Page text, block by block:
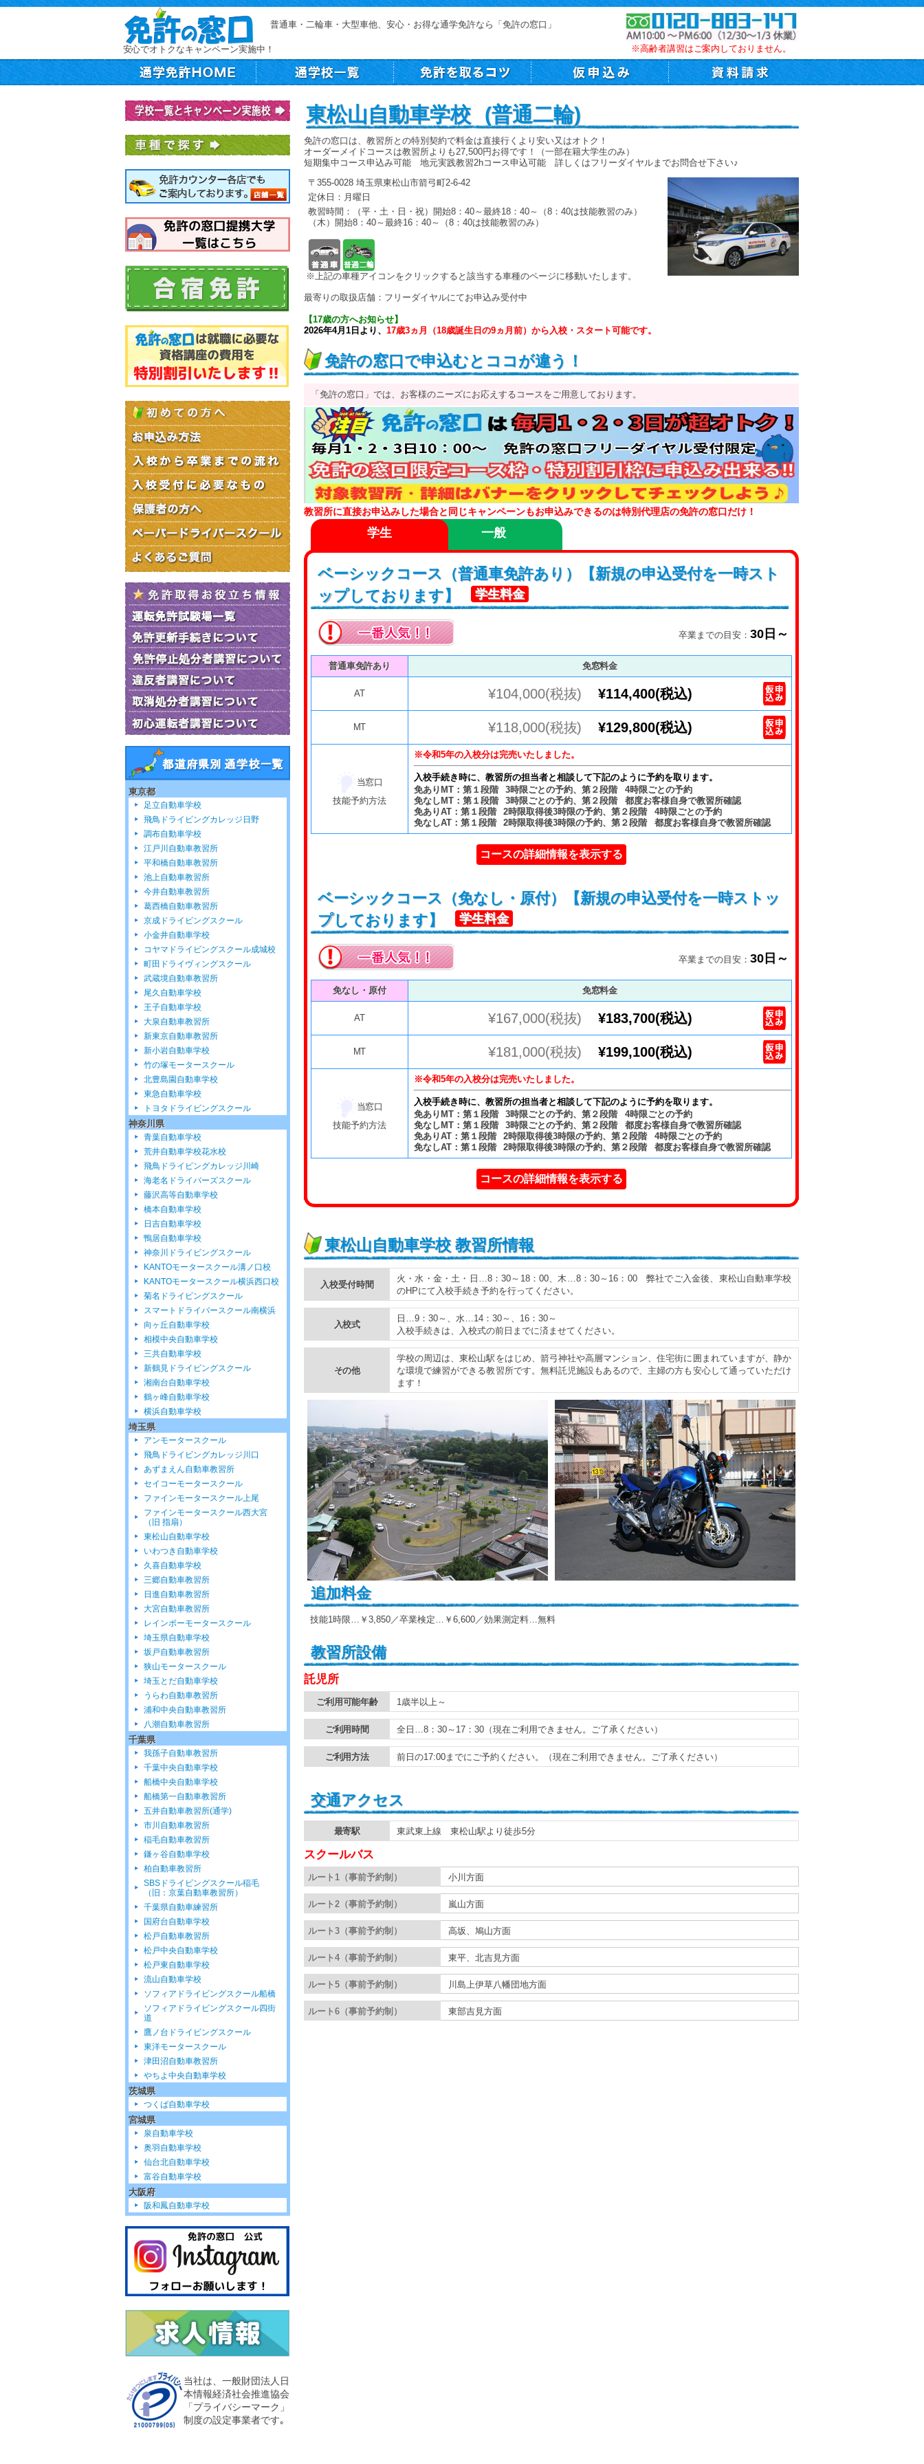
普通車・二輪車・大型車他、安心・お得な通学免許なら「免許の窓口」
安心でオトクなキャンペーン実施中！ ※高齢者講習はご案内しておりません。
東松山自動車学校 (普通二輪)
免許の窓口は、教習所との特別契約で料金は直接行くより安い又はオトク！
オーダーメイドコースは教習所よりも27,500円お得です！（一部在籍大学生のみ）
短期集中コース申込み可能 地元実践教習2hコース申込可能 詳しくはフリーダイヤルまでお問合せ下さい♪
〒355-0028 埼玉県東松山市箭弓町2-6-42
定休日：月曜日
教習時間：（平・土・日・祝）開始8：40～最終18：40～（8：40は技能教習のみ）
（木）開始8：40～最終16：40～（8：40は技能教習のみ）
普通車
※上記の車種アイコンをクリックすると該当する車種のページに移動いたします。
最寄りの取扱店舗：フリーダイヤルにてお申込み受付中
【17歳の方へお知らせ】
2026年4月1日より、 17歳3ヵ月（18歳誕生日の9ヵ月前）から入校・スタート可能です。
免許の窓口で申込むとココが違う！
「免許の窓口」では、お客様のニーズにお応えするコースをご用意しております。
教習所に直接お申込みした場合と同じキャンペーンもお申込みできるのは特別代理店の免許の窓口だけ！
学生 一般
ベーシックコース（普通車免許あり）【新規の申込受付を一時スト
ップしております】
学生料金
卒業までの目安：30日～
普通車免許あり 免窓料金
AT ¥104,000(税抜) ¥114,400(税込)
MT ¥118,000(税抜) ¥129,800(税込)
当窓口
技能予約方法
※令和5年の入校分は完売いたしました。
入校手続き時に、教習所の担当者と相談して下記のように予約を取ります。
免ありMT：第１段階 3時限ごとの予約、第２段階 4時限ごとの予約
免なしMT：第１段階 3時限ごとの予約、第２段階 都度お客様自身で教習所確認
免ありAT：第１段階 2時限取得後3時限の予約、第２段階 4時限ごとの予約
免なしAT：第１段階 2時限取得後3時限の予約、第２段階 都度お客様自身で教習所確認
コースの詳細情報を表示する
ベーシックコース（免なし・原付）【新規の申込受付を一時ストッ
プしております】
学生料金
卒業までの目安：30日～
免なし・原付 免窓料金
AT ¥167,000(税抜) ¥183,700(税込)
MT ¥181,000(税抜) ¥199,100(税込)
当窓口
技能予約方法
※令和5年の入校分は完売いたしました。
入校手続き時に、教習所の担当者と相談して下記のように予約を取ります。
免ありMT：第１段階 3時限ごとの予約、第２段階 4時限ごとの予約
免なしMT：第１段階 3時限ごとの予約、第２段階 都度お客様自身で教習所確認
免ありAT：第１段階 2時限取得後3時限の予約、第２段階 4時限ごとの予約
免なしAT：第１段階 2時限取得後3時限の予約、第２段階 都度お客様自身で教習所確認
コースの詳細情報を表示する
東松山自動車学校 教習所情報
入校受付時間
火・水・金・土・日…8：30～18：00、木…8：30～16：00 弊社でご入金後、東松山自動車学校
のHPにて入校手続き予約を行ってください。
入校式
日…9：30～、水…14：30～、16：30～
入校手続きは、入校式の前日までに済ませてください。
その他
学校の周辺は、東松山駅をはじめ、箭弓神社や高層マンション、住宅街に囲まれていますが、静か
な環境で練習ができる教習所です。無料託児施設もあるので、主婦の方も安心して通っていただけ
ます！
追加料金
技能1時限…￥3,850／卒業検定…￥6,600／効果測定料…無料
教習所設備
託児所
ご利用可能年齢 1歳半以上～
ご利用時間 全日…8：30～17：30（現在ご利用できません。ご了承ください）
ご利用方法 前日の17:00までにご予約ください。（現在ご利用できません。ご了承ください）
交通アクセス
最寄駅 東武東上線 東松山駅より徒歩5分
スクールバス
ルート1（事前予約制） 小川方面
ルート2（事前予約制） 嵐山方面
ルート3（事前予約制） 高坂、鳩山方面
ルート4（事前予約制） 東平、北吉見方面
ルート5（事前予約制） 川島上伊草八幡団地方面
ルート6（事前予約制） 東部吉見方面
東京都
足立自動車学校
飛鳥ドライビングカレッジ日野
調布自動車学校
江戸川自動車教習所
平和橋自動車教習所
池上自動車教習所
今井自動車教習所
葛西橋自動車教習所
京成ドライビングスクール
小金井自動車学校
コヤマドライビングスクール成城校
町田ドライヴィングスクール
武蔵境自動車教習所
尾久自動車学校
王子自動車学校
大泉自動車教習所
新東京自動車教習所
新小岩自動車学校
竹の塚モータースクール
北豊島園自動車学校
東急自動車学校
トヨタドライビングスクール
神奈川県
青葉自動車学校
荒井自動車学校花水校
飛鳥ドライビングカレッジ川崎
海老名ドライバーズスクール
藤沢高等自動車学校
橋本自動車学校
日吉自動車学校
鴨居自動車学校
神奈川ドライビングスクール
KANTOモータースクール溝ノ口校
KANTOモータースクール横浜西口校
菊名ドライビングスクール
スマートドライバースクール南横浜
向ヶ丘自動車学校
相模中央自動車学校
三共自動車学校
新鶴見ドライビングスクール
湘南台自動車学校
鶴ヶ峰自動車学校
横浜自動車学校
埼玉県
アンモータースクール
飛鳥ドライビングカレッジ川口
あずまえん自動車教習所
セイコーモータースクール
ファインモータースクール上尾
ファインモータースクール西大宮
（旧 指扇）
東松山自動車学校
いわつき自動車学校
久喜自動車学校
三郷自動車教習所
日進自動車教習所
大宮自動車教習所
レインボーモータースクール
埼玉県自動車学校
坂戸自動車教習所
狭山モータースクール
埼玉とだ自動車学校
うらわ自動車教習所
浦和中央自動車教習所
八潮自動車教習所
千葉県
我孫子自動車教習所
千葉中央自動車学校
船橋中央自動車学校
船橋第一自動車教習所
五井自動車教習所(通学)
市川自動車教習所
稲毛自動車教習所
鎌ヶ谷自動車学校
柏自動車教習所
SBSドライビングスクール稲毛
（旧：京葉自動車教習所）
千葉県自動車練習所
国府台自動車学校
松戸自動車教習所
松戸中央自動車学校
松戸東自動車学校
流山自動車学校
ソフィアドライビングスクール船橋
ソフィアドライビングスクール四街
道
鷹ノ台ドライビングスクール
東洋モータースクール
津田沼自動車教習所
やちよ中央自動車学校
茨城県
つくば自動車学校
宮城県
泉自動車学校
奥羽自動車学校
仙台北自動車学校
富谷自動車学校
大阪府
阪和鳳自動車学校
当社は、一般財団法人日
本情報経済社会推進協会
「プライバシーマーク」
制度の設定事業者です｡